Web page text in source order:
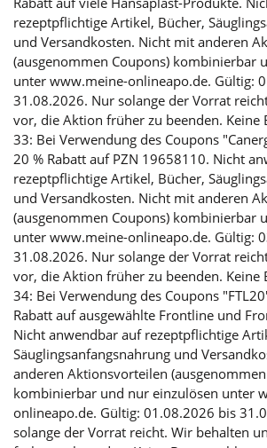
rezeptpflichtige Artikel, Bücher,
und Versandkosten. Nicht mit anderen
(ausgenommen Coupons) kombinierbar
unter www.meine-onlineapo.de. Gültig:
31.08.2026. Nur solange der Vorrat
vor, die Aktion früher zu beenden. Keine
33: Bei Verwendung des Coupons
20 % Rabatt auf PZN 19658110. Nicht
rezeptpflichtige Artikel, Bücher,
und Versandkosten. Nicht mit anderen
(ausgenommen Coupons) kombinierbar
unter www.meine-onlineapo.de. Gültig:
31.08.2026. Nur solange der Vorrat
vor, die Aktion früher zu beenden. Keine
34: Bei Verwendung des Coupons
Rabatt auf ausgewählte Frontline und
Nicht anwendbar auf rezeptpflichtige
Säuglingsanfangsnahrung und
anderen Aktionsvorteilen
kombinierbar und nur einzulösen unter
onlineapo.de. Gültig: 01.08.2026 bis
solange der Vorrat reicht. Wir behalten